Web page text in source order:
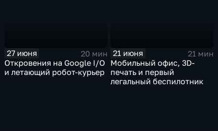
27 июня
20 мин
Откровения на Google I/O
и летающий робот-курьер
21 июня
21 мин
Мобильный офис, 3D-
печать и первый
легальный беспилотник